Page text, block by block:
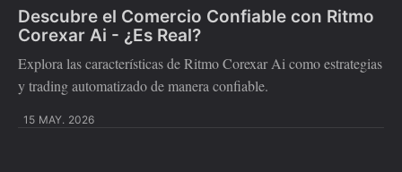
Descubre el Comercio Confiable con Ritmo
Corexar Ai - ¿Es Real?
Explora las características de Ritmo Corexar Ai como estrategias
y trading automatizado de manera confiable.
15 MAY. 2026